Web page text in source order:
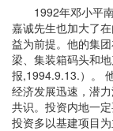
1992年邓小平南
嘉诚先生也加大了
益为前提。他的集
梁、集装箱码头和
报,1994.9.13.）。
经济发展迅速，潜
共识。投资内地一
投资多以基建项目